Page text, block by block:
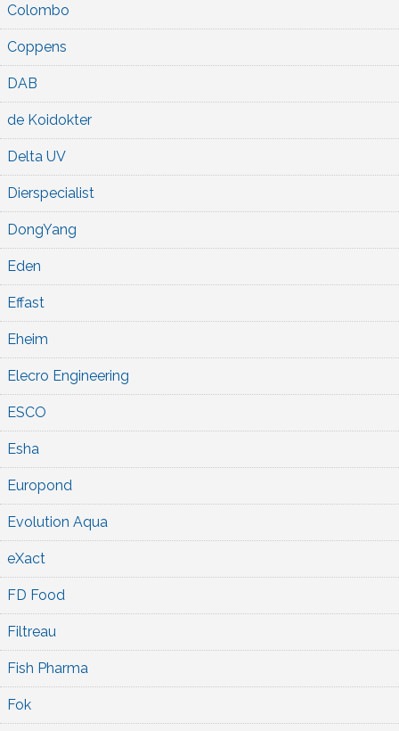
Colombo
Coppens
DAB
de Koidokter
Delta UV
Dierspecialist
DongYang
Eden
Effast
Eheim
Elecro Engineering
ESCO
Esha
Europond
Evolution Aqua
eXact
FD Food
Filtreau
Fish Pharma
Fok